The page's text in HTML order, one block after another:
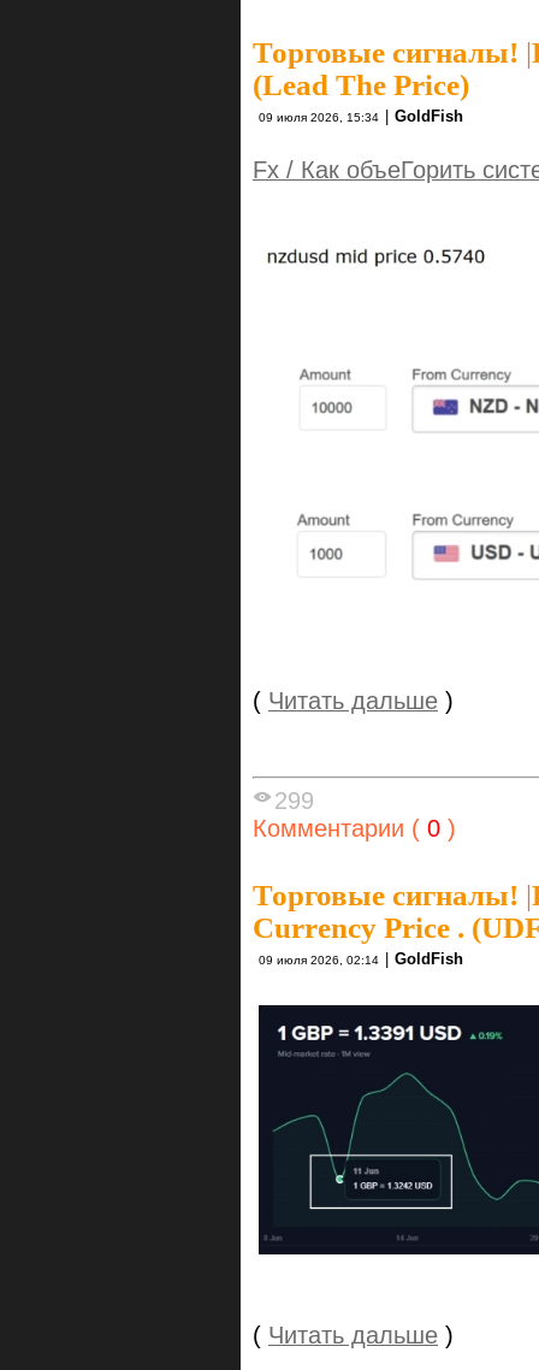
Торговые сигналы! |
(Lead The Price)
09 июля 2026, 15:34 GoldFish
Fx / Как объеГорить
( Читать дальше )
299
Комментарии ( 0 )
Торговые сигналы! |
Currency Price .
09 июля 2026, 02:14 GoldFish
( Читать дальше )